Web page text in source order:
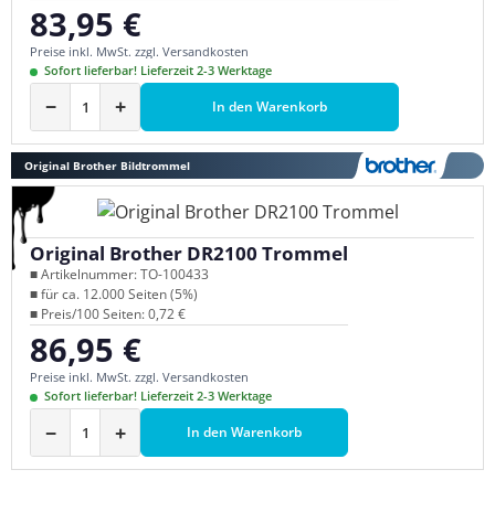
Regulärer Preis:
83,95 €
Preise inkl. MwSt. zzgl. Versandkosten
Sofort lieferbar! Lieferzeit 2-3 Werktage
− + In den Warenkorb
Original Brother Bildtrommel
Original Brother DR2100 Trommel
■ Artikelnummer: TO-100433
■ für ca. 12.000 Seiten (5%)
■ Preis/100 Seiten: 0,72 €
Regulärer Preis:
86,95 €
Preise inkl. MwSt. zzgl. Versandkosten
Sofort lieferbar! Lieferzeit 2-3 Werktage
− + In den Warenkorb